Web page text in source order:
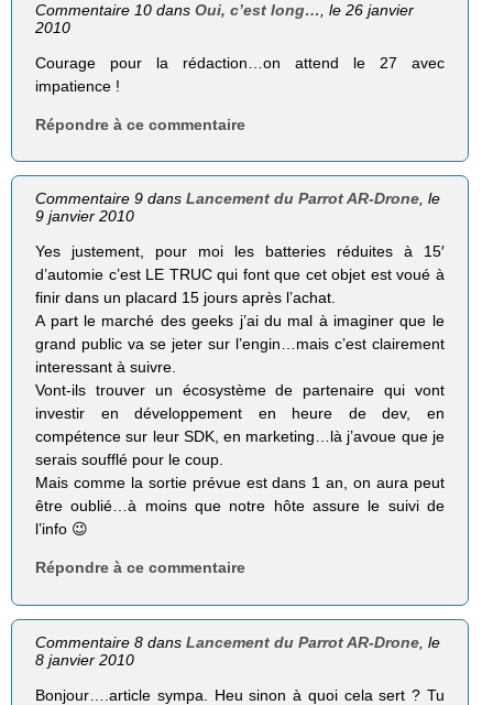
Commentaire 10 dansOui, c’est long…
, le 26 janvier
2010
Courage pour la rédaction…on attend le 27 avec
impatience !
Répondre à ce commentaire
Commentaire 9 dansLancement du Parrot AR-Drone, le
9 janvier 2010
Yes justement, pour moi les batteries réduites à 15′
d’automie c’est LE TRUC qui font que cet objet est voué à
finir dans un placard 15 jours après l’achat.
A part le marché des geeks j’ai du mal à imaginer que le
grand public va se jeter sur l’engin…mais c’est clairement
interessant à suivre.
Vont-ils trouver un écosystème de partenaire qui vont
investir en développement en heure de dev, en
compétence sur leur SDK, en marketing…là j’avoue que je
serais soufflé pour le coup.
Mais comme la sortie prévue est dans 1 an, on aura peut
être oublié…à moins que notre hôte assure le suivi de
l’info 😉
Répondre à ce commentaire
Commentaire 8 dansLancement du Parrot AR-Drone , le
8 janvier 2010
Bonjour….article sympa. Heu sinon à quoi cela sert ? Tu